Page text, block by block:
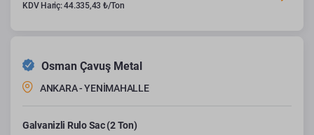
KDV Hariç: 44.335,43 ₺/Ton
Osman Çavuş Metal
ANKARA - YENİMAHALLE
Galvanizli Rulo Sac (2 Ton)